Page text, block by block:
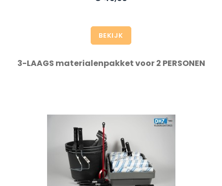
BEKIJK
3-LAAGS materialenpakket voor 2 PERSONEN